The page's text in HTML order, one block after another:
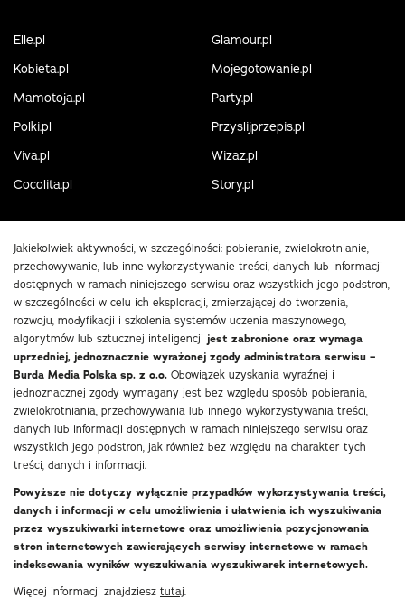
Elle.pl
Glamour.pl
Kobieta.pl
Mojegotowanie.pl
Mamotoja.pl
Party.pl
Polki.pl
Przyslijprzepis.pl
Viva.pl
Wizaz.pl
Cocolita.pl
Story.pl
Jakiekolwiek aktywności, w szczególności: pobieranie, zwielokrotnianie,
przechowywanie, lub inne wykorzystywanie treści, danych lub informacji
dostępnych w ramach niniejszego serwisu oraz wszystkich jego podstron,
w szczególności w celu ich eksploracji, zmierzającej do tworzenia,
rozwoju, modyfikacji i szkolenia systemów uczenia maszynowego,
algorytmów lub sztucznej inteligencji jest zabronione oraz wymaga
uprzedniej, jednoznacznie wyrażonej zgody administratora serwisu –
Burda Media Polska sp. z o.o. Obowiązek uzyskania wyraźnej i
jednoznacznej zgody wymagany jest bez względu sposób pobierania,
zwielokrotniania, przechowywania lub innego wykorzystywania treści,
danych lub informacji dostępnych w ramach niniejszego serwisu oraz
wszystkich jego podstron, jak również bez względu na charakter tych
treści, danych i informacji.
Powyższe nie dotyczy wyłącznie przypadków wykorzystywania treści,
danych i informacji w celu umożliwienia i ułatwienia ich wyszukiwania
przez wyszukiwarki internetowe oraz umożliwienia pozycjonowania
stron internetowych zawierających serwisy internetowe w ramach
indeksowania wyników wyszukiwania wyszukiwarek internetowych.
Więcej informacji znajdziesz tutaj.